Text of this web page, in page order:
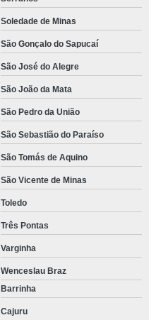
Soledade de Minas
São Gonçalo do Sapucaí
São José do Alegre
São João da Mata
São Pedro da União
São Sebastião do Paraíso
São Tomás de Aquino
São Vicente de Minas
Toledo
Três Pontas
Varginha
Wenceslau Braz
Barrinha
Cajuru